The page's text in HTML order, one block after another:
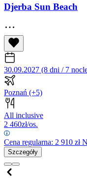
Djerba Sun Beach
30.09.2027 (8 dni / 7
Poznań (+5)
All inclusive
2 460zł/os.
Cena regularna: 2 910 zł
Szczegóły